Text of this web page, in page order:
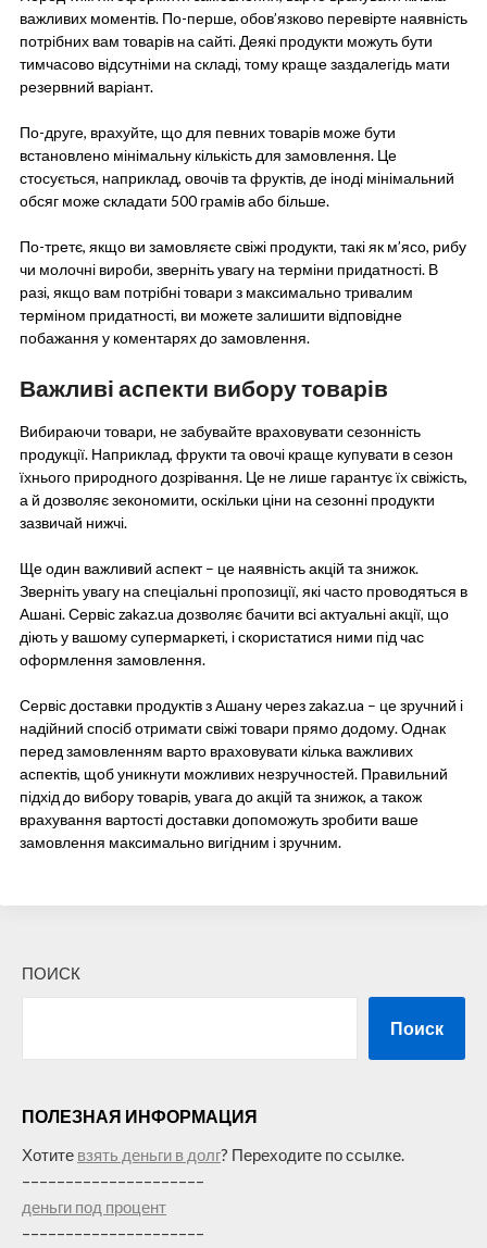
важливих моментів. По-перше, обов’язково перевірте наявність
потрібних вам товарів на сайті. Деякі продукти можуть бути
тимчасово відсутніми на складі, тому краще заздалегідь мати
резервний варіант.
По-друге, врахуйте, що для певних товарів може бути
встановлено мінімальну кількість для замовлення. Це
стосується, наприклад, овочів та фруктів, де іноді мінімальний
обсяг може складати 500 грамів або більше.
По-третє, якщо ви замовляєте свіжі продукти, такі як м’ясо, рибу
чи молочні вироби, зверніть увагу на терміни придатності. В
разі, якщо вам потрібні товари з максимально тривалим
терміном придатності, ви можете залишити відповідне
побажання у коментарях до замовлення.
Важливі аспекти вибору товарів
Вибираючи товари, не забувайте враховувати сезонність
продукції. Наприклад, фрукти та овочі краще купувати в сезон
їхнього природного дозрівання. Це не лише гарантує їх свіжість,
а й дозволяє зекономити, оскільки ціни на сезонні продукти
зазвичай нижчі.
Ще один важливий аспект – це наявність акцій та знижок.
Зверніть увагу на спеціальні пропозиції, які часто проводяться в
Ашані. Сервіс zakaz.ua дозволяє бачити всі актуальні акції, що
діють у вашому супермаркеті, і скористатися ними під час
оформлення замовлення.
Сервіс доставки продуктів з Ашану через zakaz.ua – це зручний і
надійний спосіб отримати свіжі товари прямо додому. Однак
перед замовленням варто враховувати кілька важливих
аспектів, щоб уникнути можливих незручностей. Правильний
підхід до вибору товарів, увага до акцій та знижок, а також
врахування вартості доставки допоможуть зробити ваше
замовлення максимально вигідним і зручним.
ПОИСК
Поиск
ПОЛЕЗНАЯ ИНФОРМАЦИЯ
Хотите взять деньги в долг? Переходите по ссылке.
–––––––––––––––––––––
деньги под процент
–––––––––––––––––––––